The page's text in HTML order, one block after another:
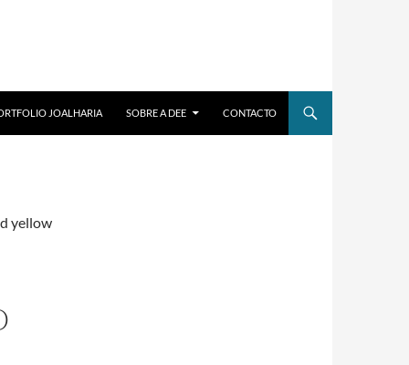
JOALHARIA SOBRE A DEE CONTACTO
yellow